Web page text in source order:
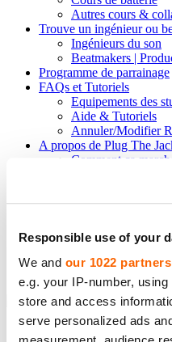
Responsible use of your
We and our 1022 partners
e.g. your IP-number,
store and access
serve personalized ads
Autres cours &
Trouve un ingénieur ou
Ingénieurs du son
Beatmakers |
Programme de parrainage
FAQs et Tutoriels
Equipements des
Aide & Tutoriels
Annuler/Modifier
A propos de Plug The
Comment ça
Réserve ton studio ➝
Retour au Menu
Cours de chant et